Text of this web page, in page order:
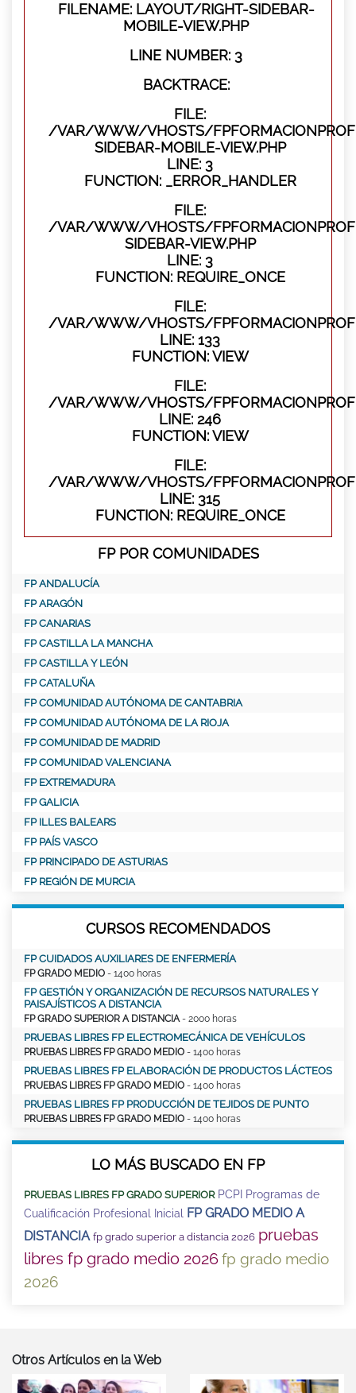
FILENAME: LAYOUT/RIGHT-SIDEBAR-
MOBILE-VIEW.PHP
LINE NUMBER: 3
BACKTRACE:
FILE:
/VAR/WWW/VHOSTS/
SIDEBAR-MOBILE-VIEW.PHP
LINE: 3
FUNCTION: _ERROR_HANDLER
FILE:
/VAR/WWW/VHOSTS/
SIDEBAR-VIEW.PHP
LINE: 3
FUNCTION: REQUIRE_ONCE
FILE:
/VAR/WWW/VHOSTS/
LINE: 133
FUNCTION: VIEW
FILE:
/VAR/WWW/VHOSTS/
LINE: 246
FUNCTION: VIEW
FILE:
/VAR/WWW/VHOSTS/
LINE: 315
FUNCTION: REQUIRE_ONCE
FP POR COMUNIDADES
FP ANDALUCÍA
FP ARAGÓN
FP CANARIAS
FP CASTILLA LA MANCHA
FP CASTILLA Y LEÓN
FP CATALUÑA
FP COMUNIDAD AUTÓNOMA DE CANTABRIA
FP COMUNIDAD AUTÓNOMA DE LA RIOJA
FP COMUNIDAD DE MADRID
FP COMUNIDAD VALENCIANA
FP EXTREMADURA
FP GALICIA
FP ILLES BALEARS
FP PAÍS VASCO
FP PRINCIPADO DE ASTURIAS
FP REGIÓN DE MURCIA
CURSOS RECOMENDADOS
FP CUIDADOS AUXILIARES DE ENFERMERÍA
FP GRADO MEDIO - 1400 horas
FP GESTIÓN Y ORGANIZACIÓN DE RECURSOS NATURALES Y
PAISAJÍSTICOS A DISTANCIA
FP GRADO SUPERIOR A DISTANCIA- 2000 horas
PRUEBAS LIBRES FP ELECTROMECÁNICA DE VEHÍCULOS
PRUEBAS LIBRES FP GRADO MEDIO - 1400 horas
PRUEBAS LIBRES FP ELABORACIÓN DE PRODUCTOS LÁCTEOS
PRUEBAS LIBRES FP GRADO MEDIO - 1400 horas
PRUEBAS LIBRES FP PRODUCCIÓN DE TEJIDOS DE PUNTO
PRUEBAS LIBRES FP GRADO MEDIO - 1400 horas
LO MÁS BUSCADO EN FP
PRUEBAS LIBRES FP GRADO SUPERIOR PCPI Programas de
Cualificación Profesional Inicial FP GRADO MEDIO A
DISTANCIA fp grado superior a distancia 2026 pruebas
libres fp grado medio 2026fp grado medio
2026
Otros Artículos en la Web